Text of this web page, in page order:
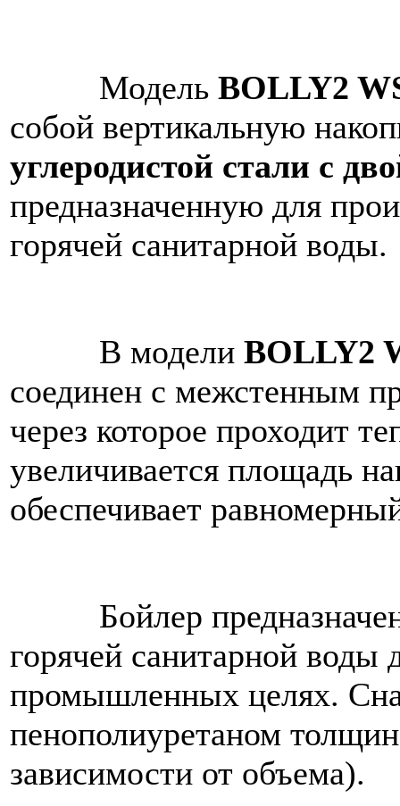
Модель BOLLY2
собой вертикальную
углеродистой стали с
предназначенную для
горячей санитарной воды.
В модели BOLLY2
соединен с межстенным
через которое проходит
увеличивается площадь
обеспечивает
Бойлер предназначен
горячей санитарной воды
промышленных целях.
пенополиуретаном
зависимости от объема).